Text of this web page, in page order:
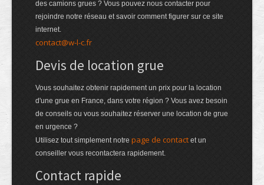
des camions grues ? Vous pouvez nous contacter pour
rejoindre notre réseau et savoir comment figurer sur ce site
internet.
contact@w-l-c.fr
Devis de location grue
Vous souhaitez obtenir rapidement un prix pour la location
d'une grue en France, dans votre région ? Vous avez besoin
de conseils ou vous souhaitez réserver une location de grue
en urgence ?
Utilisez tout simplement notre page de contact et un
conseiller vous recontactera rapidement.
Contact rapide